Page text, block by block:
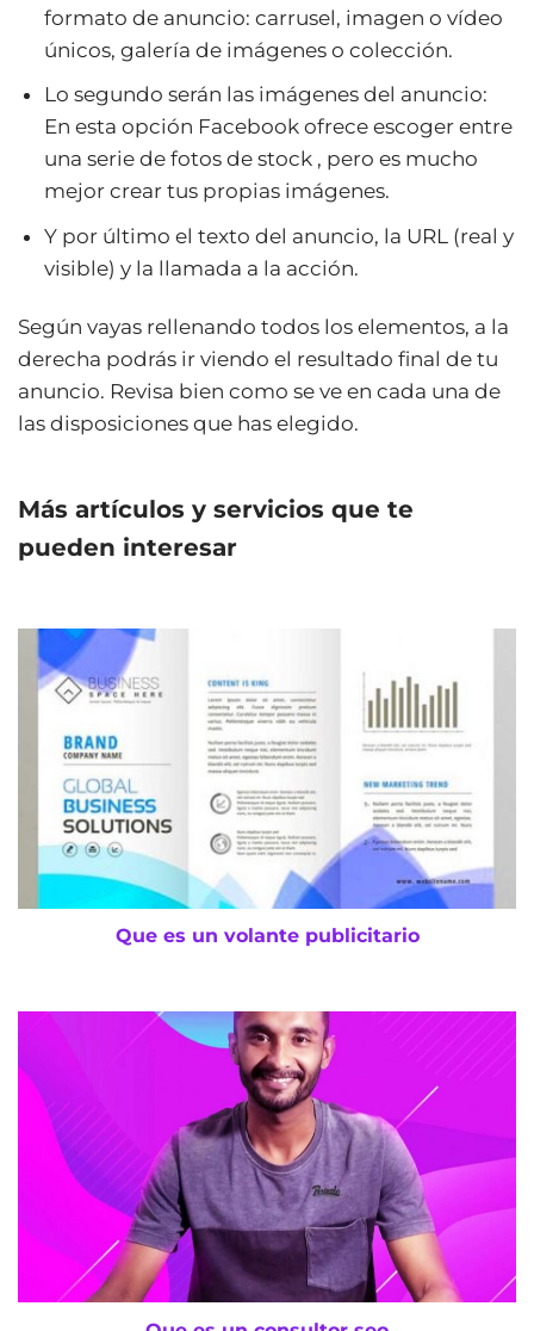
formato de anuncio: carrusel, imagen o vídeo
únicos, galería de imágenes o colección.
Lo segundo serán las imágenes del anuncio:
En esta opción Facebook ofrece escoger entre
una serie de fotos de stock , pero es mucho
mejor crear tus propias imágenes.
Y por último el texto del anuncio, la URL (real y
visible) y la llamada a la acción.
Según vayas rellenando todos los elementos, a la
derecha podrás ir viendo el resultado final de tu
anuncio. Revisa bien como se ve en cada una de
las disposiciones que has elegido.
Más artículos y servicios que te
pueden interesar
Que es un volante publicitario